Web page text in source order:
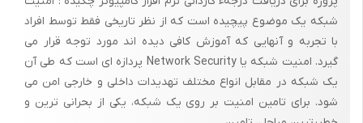
جنگ بیندازیم که تقریبا بطور وسیعی در طیف ماموریتی به کار برده
می شوند ؛ آنگاه می بینیم که در غیر اینصورت فرد مجبور می شود
نتیجه گیری کند .
برای مثال اصل تجاوز ( تهاجم ) برای عمل مقابل عکس العمل است و
شبکه یک موضوع پیچیده است که از نظر تاریخی فقط توسط افراد
با تجربه و آنهایی که آموزش کافی دیده اند مورد توجه قرار می
گیرد. امنیت شبکه یا Network Security پردازه ای است که طی آن
یک شبکه در مقابل انواع مختلف تهدیدات داخلی و خارجی امن می
شود. برای تامین امنیت بر روی یک شبکه، یکی از بحرانی ترین و